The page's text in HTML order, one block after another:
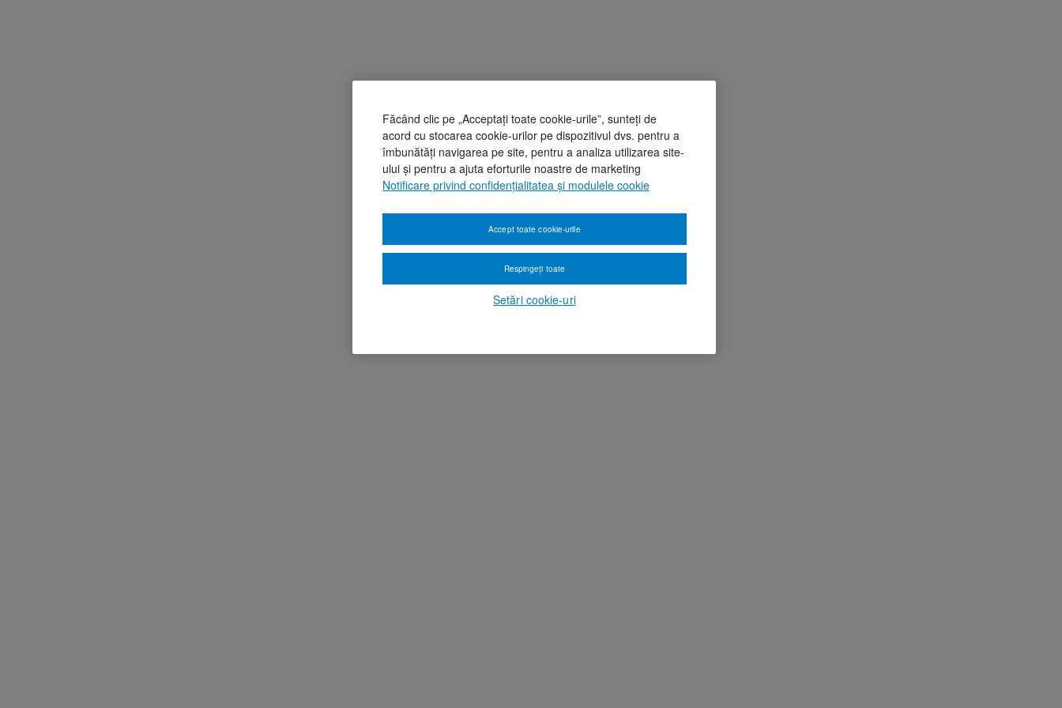
Făcând clic pe „Acceptați toate cookie-urile”, sunteți de
acord cu stocarea cookie-urilor pe dispozitivul dvs. pentru a
îmbunătăți navigarea pe site, pentru a analiza utilizarea site-
ului și pentru a ajuta eforturile noastre de marketing
Notificare privind confidențialitatea și modulele cookie
Setări cookie-uri
Respingeți toate
Accept toate cookie-urile